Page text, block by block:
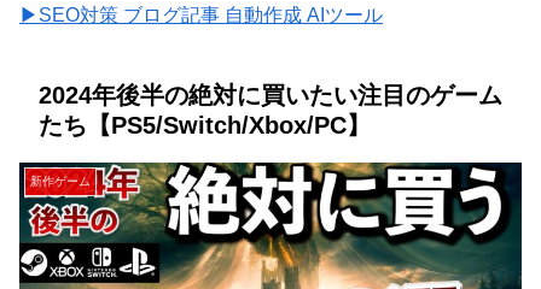
▶SEO対策 ブログ記事 自動作成 AIツール
2024年後半の絶対に買いたい注目のゲーム
たち【PS5/Switch/Xbox/PC】
新作ゲーム